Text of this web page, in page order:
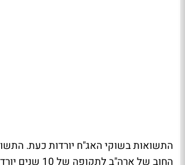
התשואות בשוקי האג"ח יורדות כעת.
החוב של ארה"ב